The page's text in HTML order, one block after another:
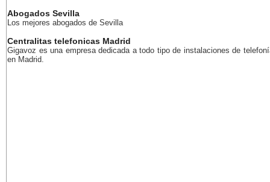
Abogados Sevilla
Los mejores abogados de Sevilla
Centralitas telefonicas Madrid
Gigavoz es una empresa dedicada a todo tipo de instalaciones de
en Madrid.